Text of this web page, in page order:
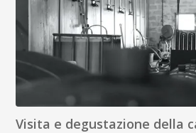
Visita e degustazione della